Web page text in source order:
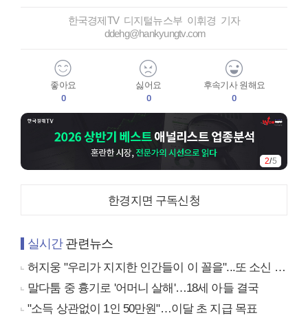
한국경제TV 디지털뉴스부 이휘경 기자
ddehg@hankyungtv.com
좋아요
0
싫어요
0
후속기사 원해요
0
2/5
한경지면 구독신청
실시간관련뉴스
허지웅 "우리가 지지한 인간들이 이 꼴을"...또 소신 발언
말다툼 중 흉기로 '어머니 살해'…18세 아들 결국
"소득 상관없이 1인 50만원"…이달 초 지급 목표